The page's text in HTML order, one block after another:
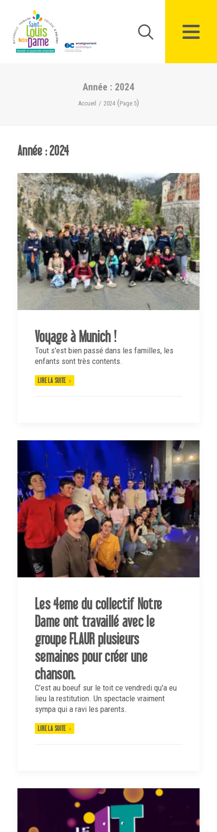
Année : 2024
Accueil 2024 (Page 5)
Année : 2024
Voyage à Munich !
Tout s'est bien passé dans les familles, les
enfants sont très contents.
LIRE LA SUITE
Les 4eme du collectif Notre
Dame ont travaillé avec le
groupe FLAUR plusieurs
semaines pour créer une
chanson.
C’est au boeuf sur le toit ce vendredi qu'a eu
lieu la restitution. Un spectacle vraiment
sympa qui a ravi les parents.
LIRE LA SUITE